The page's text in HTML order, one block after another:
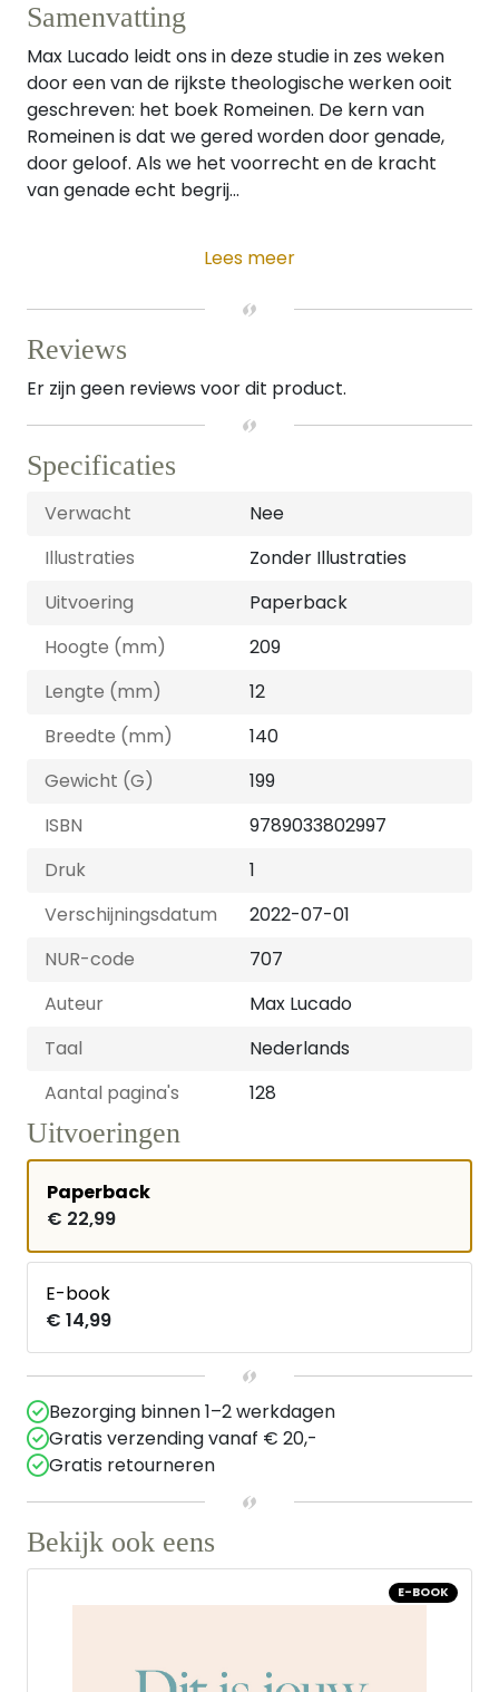
Samenvatting
Max Lucado leidt ons in deze studie in zes weken
door een van de rijkste theologische werken ooit
geschreven: het boek Romeinen. De kern van
Romeinen is dat we gered worden door genade,
door geloof. Als we het voorrecht en de kracht
van genade echt begrij...
Lees meer
Reviews
Er zijn geen reviews voor dit product.
Specificaties
Verwacht
Nee
Illustraties
Zonder Illustraties
Uitvoering
Paperback
Hoogte (mm)
209
Lengte (mm)
12
Breedte (mm)
140
Gewicht (G)
199
ISBN
9789033802997
Druk
1
Verschijningsdatum
2022-07-01
NUR-code
707
Auteur
Max Lucado
Taal
Nederlands
Aantal pagina's
128
Uitvoeringen
Paperback
€ 22,99
E-book
€ 14,99
Bezorging binnen 1–2 werkdagen
Gratis verzending vanaf € 20,-
Gratis retourneren
Bekijk ook eens
E-BOOK